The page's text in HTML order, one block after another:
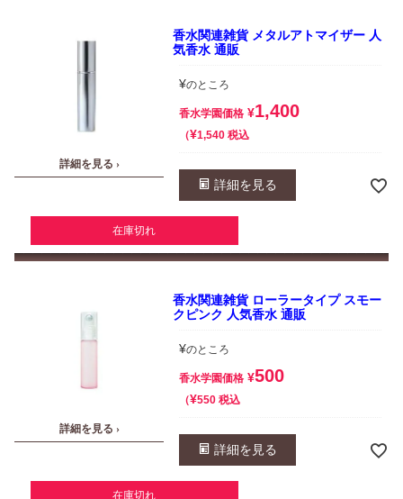
詳細を見る ›
香水関連雑貨 メタルアトマイザー 人
気香水 通販
¥のところ
香水学園価格 ¥1,400
¥1,540 税込
詳細を見る
在庫切れ
詳細を見る ›
香水関連雑貨 ローラータイプ スモー
クピンク 人気香水 通販
¥のところ
香水学園価格 ¥500
¥550 税込
詳細を見る
在庫切れ